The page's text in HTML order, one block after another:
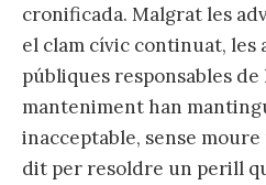
cronificada. Malgrat les
el clam cívic continuat, les
públiques responsables de
manteniment han
inacceptable, sense
dit per resoldre un perill